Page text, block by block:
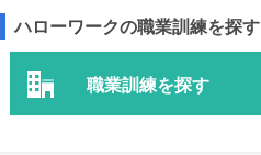
ハローワークの職業訓練を探す
職業訓練を探す